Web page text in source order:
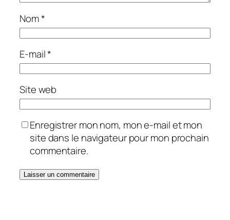
Nom*
E-mail*
Site web
Enregistrer mon nom, mon e-mail et mon
site dans le navigateur pour mon prochain
commentaire.